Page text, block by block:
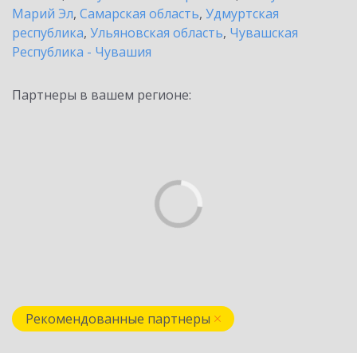
Марий Эл, Самарская область, Удмуртская
республика, Ульяновская область, Чувашская
Республика - Чувашия
Партнеры в вашем регионе:
Рекомендованные партнеры